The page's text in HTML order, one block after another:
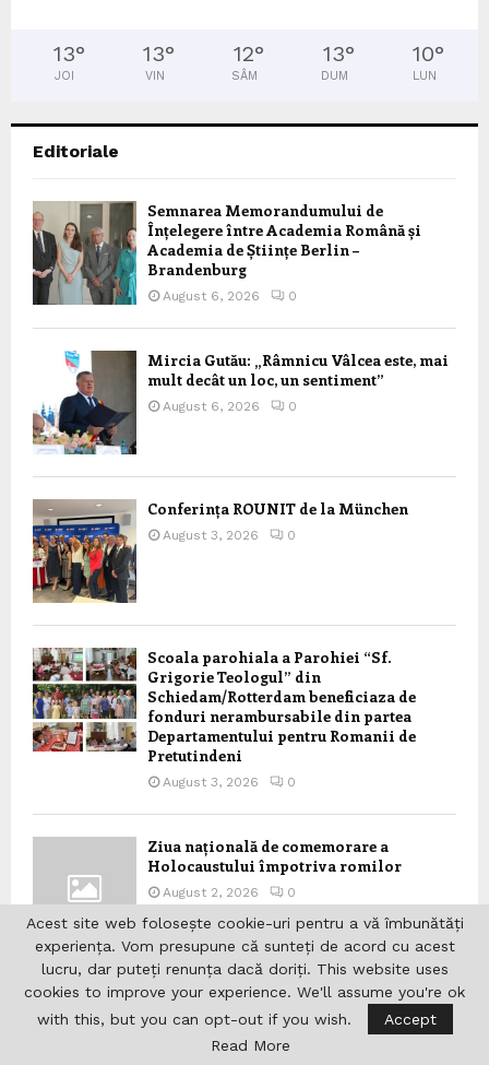
13°
JOI
13°
VIN
12°
SÂM
13°
DUM
10°
LUN
Editoriale
Semnarea Memorandumului de
Înțelegere între Academia Română și
Academia de Științe Berlin –
Brandenburg
August 6, 2026 0
Mircia Gutău: „Râmnicu Vâlcea este, mai
mult decât un loc, un sentiment”
August 6, 2026 0
Conferința ROUNIT de la München
August 3, 2026 0
Scoala parohiala a Parohiei “Sf.
Grigorie Teologul” din
Schiedam/Rotterdam beneficiaza de
fonduri nerambursabile din partea
Departamentului pentru Romanii de
Pretutindeni
August 3, 2026 0
Ziua națională de comemorare a
Holocaustului împotriva romilor
August 2, 2026 0
Mesajul Președintelui României, Nicușor
Dan, privind menținerea ratingului de
țară de către Agenția Fitch,
implementarea PNRR și consolidarea
Acest site web folosește cookie-uri pentru a vă îmbunătăți
experiența. Vom presupune că sunteți de acord cu acest
lucru, dar puteți renunța dacă doriți. This website uses
cookies to improve your experience. We'll assume you're ok
with this, but you can opt-out if you wish.
Accept
Read More